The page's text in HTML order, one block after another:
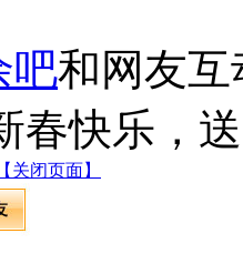
吧和网友互
春快乐，
【关闭页面】